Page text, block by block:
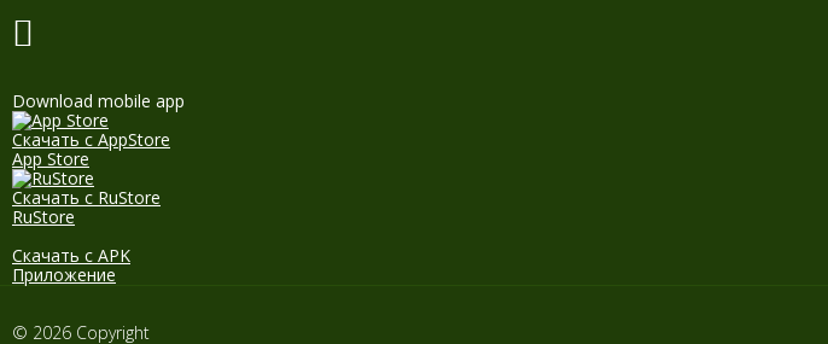
профессиональная
кор)
по бетону 52*450
MS-0203 3ст
Download mobile app
Скачать с AppStore
App Store
Скачать с RuStore
RuStore
Скачать с APK
Приложение
© 2026 Copyright